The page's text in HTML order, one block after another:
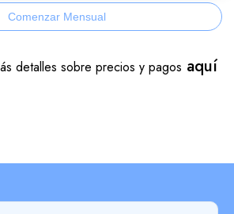
Comenzar Mensual
detalles sobre precios y pagos aquí